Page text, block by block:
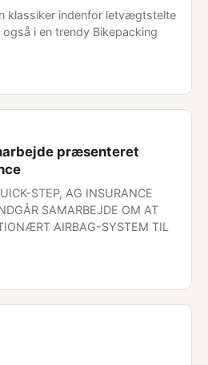
klassiker indenfor letvægtstelte
i en trendy Bikepacking
præsenteret
STEP, AG INSURANCE
SAMARBEJDE OM AT
AIRBAG-SYSTEM TIL